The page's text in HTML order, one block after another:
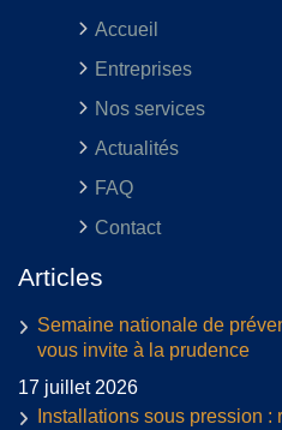
Accueil
Entreprises
Nos services
Actualités
FAQ
Contact
Articles
Semaine nationale de
vous invite à la prudence
17 juillet 2026
Installations sous pression